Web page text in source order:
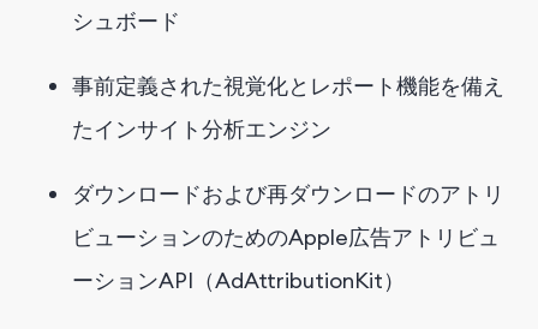
シュボード
事前定義された視覚化とレポート機能を備え
たインサイト分析エンジン
ダウンロードおよび再ダウンロードのアトリ
ビューションのためのApple広告アトリビュ
ーションAPI（AdAttributionKit）